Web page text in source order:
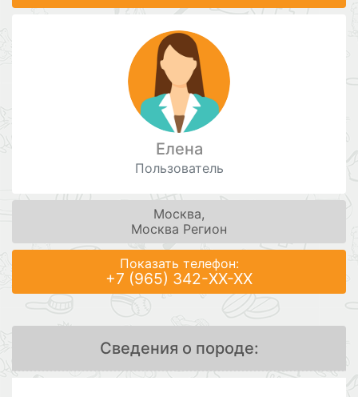
Елена
Пользователь
Москва,
Москва Регион
Показать телефон:
+7 (965) 342-XX-XX
Сведения о породе: